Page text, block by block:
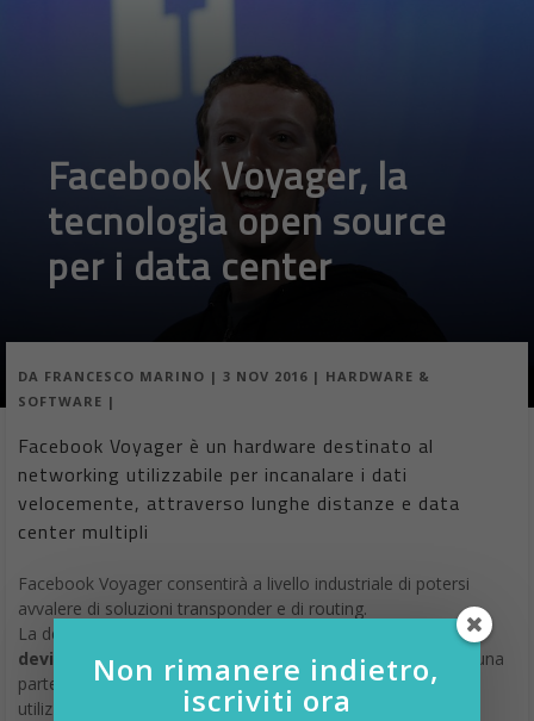
Facebook Voyager, la
tecnologia open source
per i data center
DA FRANCESCO MARINO | 3 NOV 2016 | HARDWARE &
SOFTWARE |
Facebook Voyager è un hardware destinato al
networking utilizzabile per incanalare i dati
velocemente, attraverso lunghe distanze e data
center multipli
Facebook Voyager consentirà a livello industriale di potersi
avvalere di soluzioni transponder e di routing.
La definizione che è stata data di Voyager è
device” (un dispositivo scatola bianca) e si riferisce ad una
parte generica di un data center che le compagnie possono
utilizzare per installare e far girare i software personalizzati,
Non rimanere indietro,
iscriviti ora